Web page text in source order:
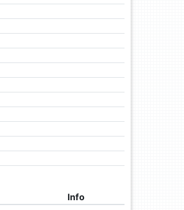
Info